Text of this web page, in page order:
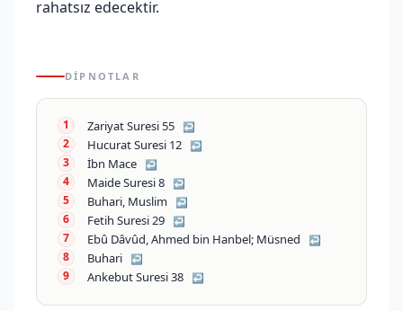
rahatsız edecektir.
DIPNOTLAR
Zariyat Suresi 55 ↩
Hucurat Suresi 12 ↩
İbn Mace ↩
Maide Suresi 8 ↩
Buhari, Muslim ↩
Fetih Suresi 29 ↩
Ebû Dâvûd, Ahmed bin Hanbel; Müsned ↩
Buhari ↩
Ankebut Suresi 38 ↩